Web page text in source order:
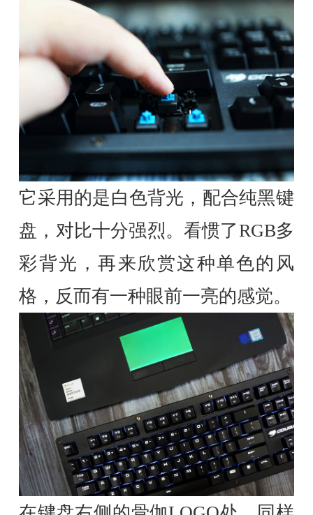
它采用的是白色背光，配合纯黑键
盘，对比十分强烈。看惯了RGB多
彩背光，再来欣赏这种单色的风
格，反而有一种眼前一亮的感觉。